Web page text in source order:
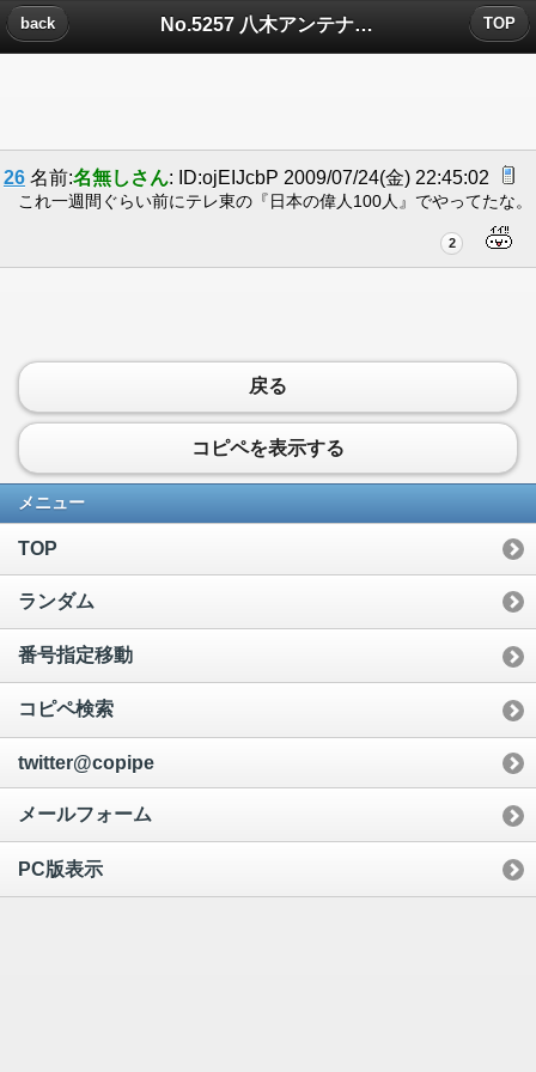
No.5257 八木アンテナについたコメント
back TOP
26 名前:名無しさん: ID:ojEIJcbP 2009/07/24(金) 22:45:02
これ一週間ぐらい前にテレ東の『日本の偉人100人』でやってたな。
2
戻る
コピペを表示する
メニュー
TOP
ランダム
番号指定移動
コピペ検索
twitter@copipe
メールフォーム
PC版表示